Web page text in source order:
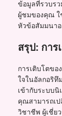
ข้อมูลที่รวบร
ผู้ชมของคุณ ใ
หัวข้อสัมมนา
สรุป: กา
การเติบโตขอ
ใจในอัลกอริ
เข้ากับระบบนิ
คุณสามารถเ
วิชาชีพ ผู้เชี่ย